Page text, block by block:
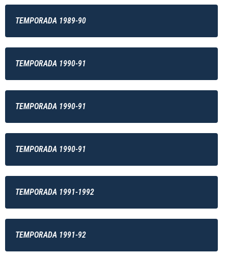
TEMPORADA 1989-90
TEMPORADA 1990-91
TEMPORADA 1990-91
TEMPORADA 1990-91
TEMPORADA 1991-1992
TEMPORADA 1991-92